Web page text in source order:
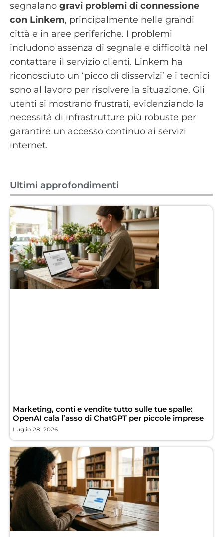
segnalano gravi problemi di connessione
con Linkem, principalmente nelle grandi
città e in aree periferiche. I problemi
includono assenza di segnale e difficoltà nel
contattare il servizio clienti. Linkem ha
riconosciuto un ‘picco di disservizi’ e i tecnici
sono al lavoro per risolvere la situazione. Gli
utenti si mostrano frustrati, evidenziando la
necessità di infrastrutture più robuste per
garantire un accesso continuo ai servizi
internet.
Ultimi approfondimenti
Marketing, conti e vendite tutto sulle tue spalle:
OpenAI cala l’asso di ChatGPT per piccole imprese
Luglio 28, 2026